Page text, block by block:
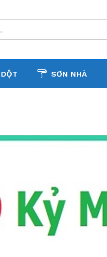
SƠN NHÀ